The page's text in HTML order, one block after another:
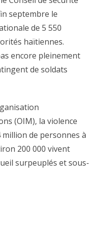
septembre le
de 5 550
haïtiennes.
encore pleinement
de soldats
(OIM), la violence
million de personnes à
200 000 vivent
surpeuplés et sous-